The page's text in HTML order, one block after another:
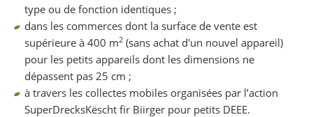
type ou de fonction identiques ;
dans les commerces dont la surface de vente est
supérieure à 400 m2 (sans achat d'un nouvel appareil)
pour les petits appareils dont les dimensions ne
dépassent pas 25 cm ;
à travers les collectes mobiles organisées par l’action
SuperDrecksKëscht fir Biirger pour petits DEEE.